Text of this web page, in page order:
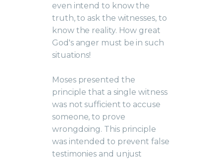
even intend to know the
truth, to ask the witnesses, to
know the reality. How great
God's anger must be in such
situations!
Moses presented the
principle that a single witness
was not sufficient to accuse
someone, to prove
wrongdoing. This principle
was intended to prevent false
testimonies and unjust